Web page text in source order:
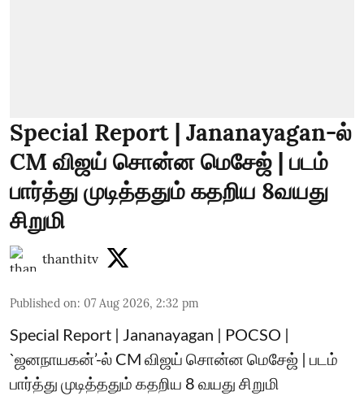
Special Report | Jananayagan-ல்
CM விஜய் சொன்ன மெசேஜ் | படம்
பார்த்து முடித்ததும் கதறிய 8வயது
சிறுமி
thanthitv
Published on: 07 Aug 2026, 2:32 pm
Special Report | Jananayagan | POCSO |
`ஜனநாயகன்’-ல் CM விஜய் சொன்ன மெசேஜ் | படம்
பார்த்து முடித்ததும் கதறிய 8 வயது சிறுமி